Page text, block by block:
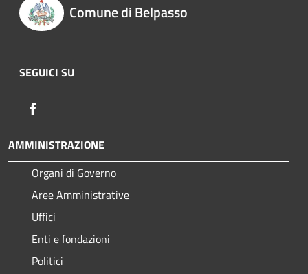
Comune di Belpasso
SEGUICI SU
AMMINISTRAZIONE
Organi di Governo
Aree Amministrative
Uffici
Enti e fondazioni
Politici